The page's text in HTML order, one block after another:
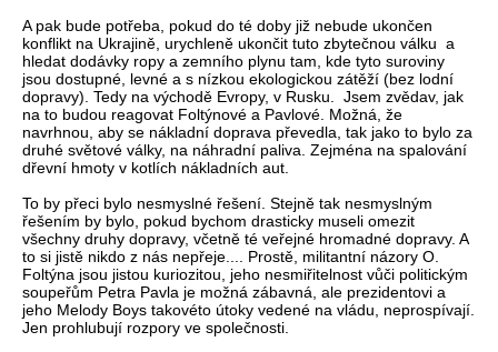
A pak bude potřeba, pokud do té doby již nebude ukončen
konflikt na Ukrajině, urychleně ukončit tuto zbytečnou válku a
hledat dodávky ropy a zemního plynu tam, kde tyto suroviny
jsou dostupné, levné a s nízkou ekologickou zátěží (bez lodní
dopravy). Tedy na východě Evropy, v Rusku. Jsem zvědav, jak
na to budou reagovat Foltýnové a Pavlové. Možná, že
navrhnou, aby se nákladní doprava převedla, tak jako to bylo za
druhé světové války, na náhradní paliva. Zejména na spalování
dřevní hmoty v kotlích nákladních aut.
To by přeci bylo nesmyslné řešení. Stejně tak nesmyslným
řešením by bylo, pokud bychom drasticky museli omezit
všechny druhy dopravy, včetně té veřejné hromadné dopravy. A
to si jistě nikdo z nás nepřeje.... Prostě, militantní názory O.
Foltýna jsou jistou kuriozitou, jeho nesmiřitelnost vůči politickým
soupeřům Petra Pavla je možná zábavná, ale prezidentovi a
jeho Melody Boys takovéto útoky vedené na vládu, neprospívají.
Jen prohlubují rozpory ve společnosti.